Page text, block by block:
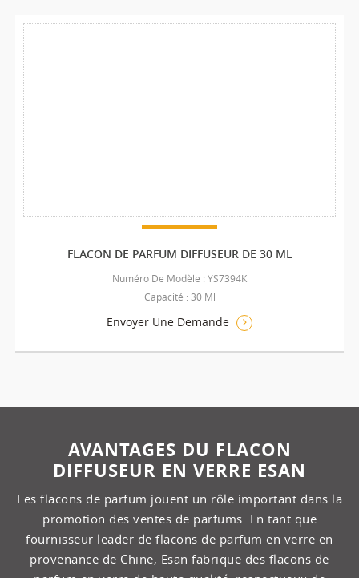
FLACON DE PARFUM DIFFUSEUR DE 30 ML
Numéro De Modèle : YS7394K
Capacité : 30 Ml
Envoyer Une Demande
AVANTAGES DU FLACON
DIFFUSEUR EN VERRE ESAN
Les flacons de parfum jouent un rôle important dans la
promotion des ventes de parfums. En tant que
fournisseur leader de flacons de parfum en verre en
provenance de Chine, Esan fabrique des flacons de